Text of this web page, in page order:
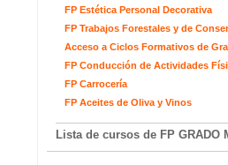
FP Estética Personal Decorativa
FP Trabajos Forestales y de
Acceso a Ciclos Formativos de
FP Conducción de Actividades
FP Carrocería
FP Aceites de Oliva y Vinos
Lista de cursos de FP GRADO